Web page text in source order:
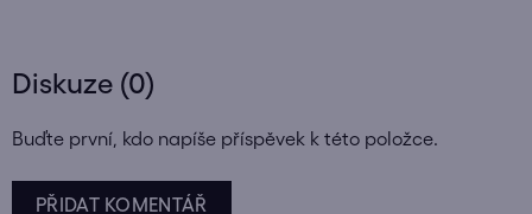
Diskuze (0)
Buďte první, kdo napíše příspěvek k této položce.
PŘIDAT KOMENTÁŘ